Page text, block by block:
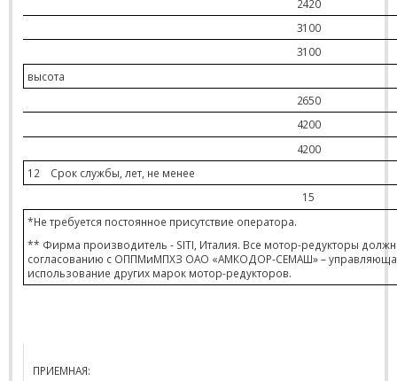
2420
3100
3100
высота
2650
4200
4200
12
Срок службы, лет, не менее
15
*Не требуется постоянное присутствие оператора.
** Фирма производитель - SITI , Италия. Все мотор-редукторы
согласованию с ОППМиМПХЗ ОАО «АМКОДОР-СЕМАШ» –
использование других марок мотор-редукторов.
ПРИЕМНАЯ: